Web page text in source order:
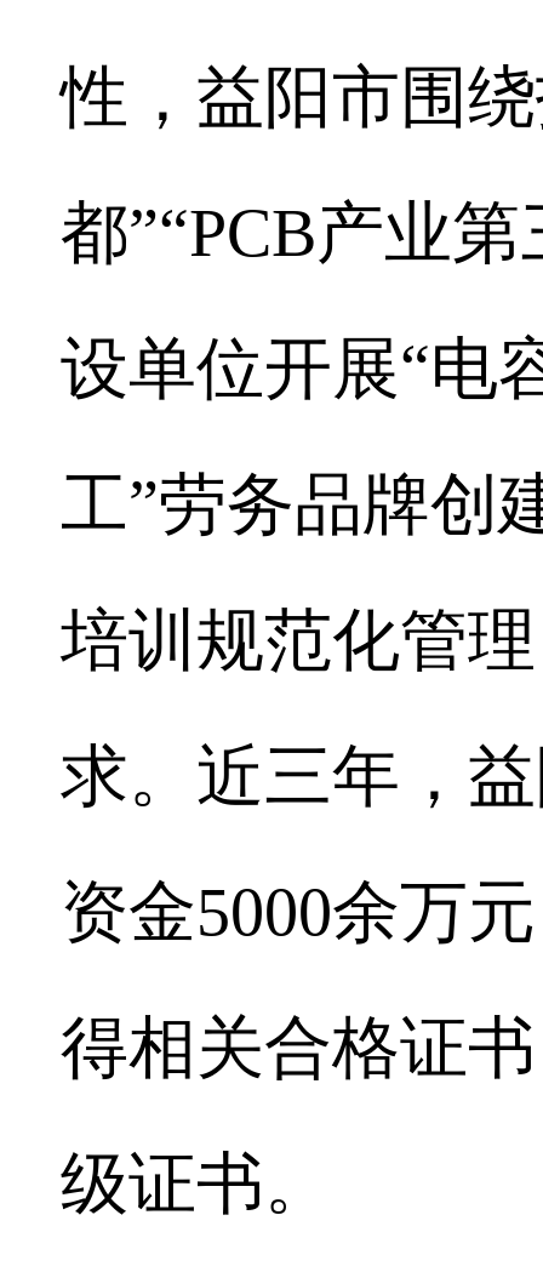
性，益阳市围
都”“PCB产业
设单位开展“电
工”劳务品牌创
培训规范化管
求。近三年，
资金5000余万
得相关合格证
级证书。